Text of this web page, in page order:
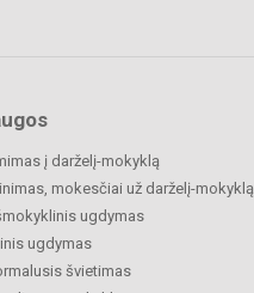
į darželį-mokyklą
mokesčiai už darželį-mokyklą
ugdymas
ugdymas
švietimas